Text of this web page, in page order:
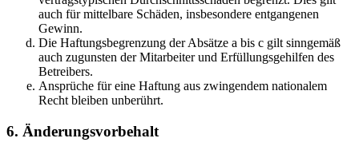
auch für mittelbare Schäden, insbesondere entgangenen
Gewinn.
Die Haftungsbegrenzung der Absätze a bis c gilt sinngemäß
auch zugunsten der Mitarbeiter und Erfüllungsgehilfen des
Betreibers.
Ansprüche für eine Haftung aus zwingendem nationalem
Recht bleiben unberührt.
6. Änderungsvorbehalt